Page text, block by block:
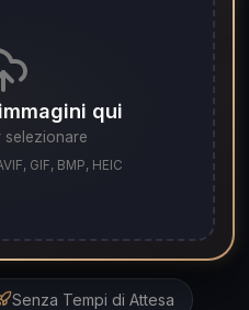
qui
selezionare
GIF, BMP, HEIC
Senza Tempi di Attesa